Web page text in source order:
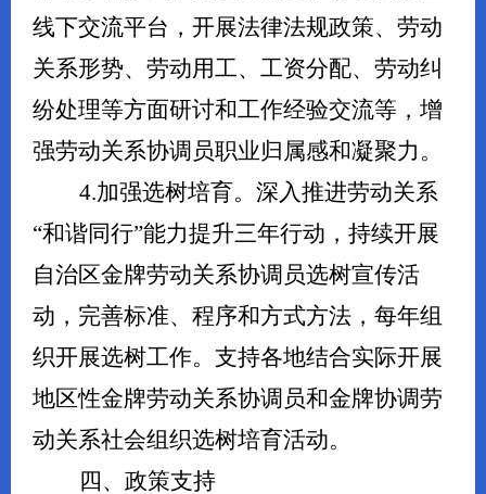
线下交流平台，开展法律法规政策、劳动
关系形势、劳动用工、工资分配、劳动纠
纷处理等方面研讨和工作经验交流等，增
强劳动关系协调员职业归属感和凝聚力。
4.加强选树培育。深入推进劳动关系
“和谐同行”能力提升三年行动，持续开展
自治区金牌劳动关系协调员选树宣传活
动，完善标准、程序和方式方法，每年组
织开展选树工作。支持各地结合实际开展
地区性金牌劳动关系协调员和金牌协调劳
动关系社会组织选树培育活动。
四、政策支持